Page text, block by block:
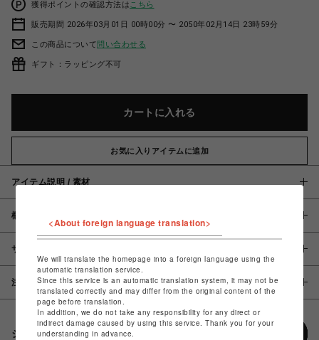
獲得ポイントの確認方法は こちら
販売期間 2026年03月01日 00時00分 〜 2050年02月14日 23時59分
この商品について問い合わせる
ギフト：ラッピング不可
カートに入れる
お気に入りアイテムに追加
アイテム説明 / 素材
概要
サイズ
注意事項
シェアする
<About foreign language translation>
We will translate the homepage into a foreign language using the
automatic translation service.
Since this service is an automatic translation system, it may not be
translated correctly and may differ from the original content of the
page before translation.
In addition, we do not take any responsibility for any direct or
indirect damage caused by using this service. Thank you for your
understanding in advance.